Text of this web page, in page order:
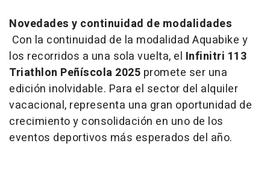
Novedades y continuidad de modalidades
Con la continuidad de la modalidad Aquabike y
los recorridos a una sola vuelta, el Infinitri 113
Triathlon Peñíscola 2025 promete ser una
edición inolvidable. Para el sector del alquiler
vacacional, representa una gran oportunidad de
crecimiento y consolidación en uno de los
eventos deportivos más esperados del año.